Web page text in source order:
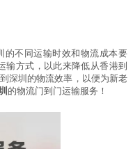
的不同运输时效和物流成本要
输方式，以此来降低从香港到
深圳的物流效率，以便为新老
的物流门到门运输服务！